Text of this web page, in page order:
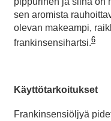
sen aromista
olevan makeampi,
frankinsensihartsi.6
Käyttötarkoitukset
Frankinsensiöljyä